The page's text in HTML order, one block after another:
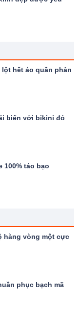
hết áo quần phản
biển với bikini đỏ
100% táo bạo
hàng vòng một cực
phục bạch mã